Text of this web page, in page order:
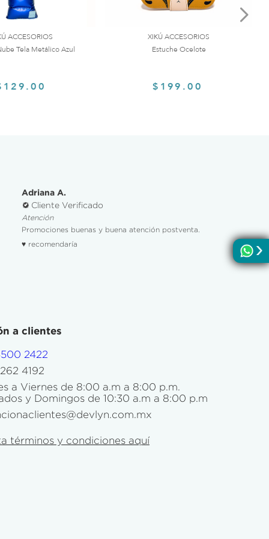
ACCESORIOS
Tela Metálico Azul
XIKÚ ACCESORIOS
Estuche Ocelote
$199.00
Adriana A.
Cliente Verificado
Atención
Promociones buenas y buena atención postventa.
♥ recomendaría
a clientes
2422
4192
a Viernes de 8:00 a.m a 8:00 p.m.
y Domingos de 10:30 a.m a 8:00 p.m
términos y condiciones aquí